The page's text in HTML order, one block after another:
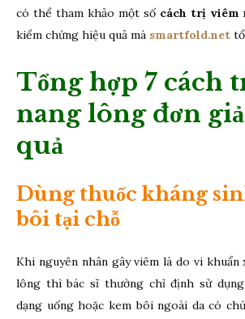
có thể tham khảo một số cách trị viêm
kiểm chứng hiệu quả mà smartfold.net
Tổng hợp 7 cách
nang lông đơn
quả
Dùng thuốc kháng
bôi tại chỗ
Khi nguyên nhân gây viêm là do vi khuẩn
lông thì bác sĩ thường chỉ định sử
dạng uống hoặc kem bôi ngoài da có